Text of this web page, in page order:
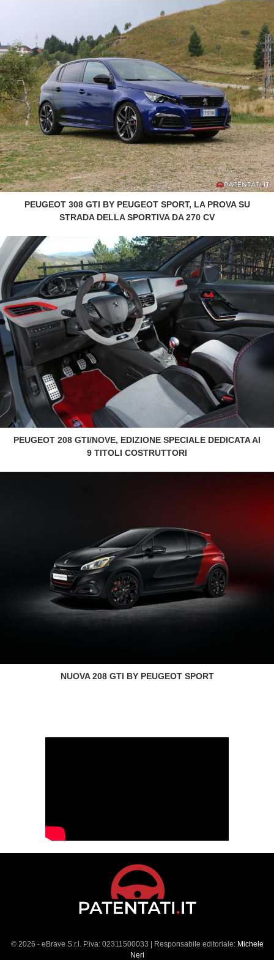
PEUGEOT 308 GTI BY PEUGEOT SPORT, LA PROVA SU
STRADA DELLA SPORTIVA DA 270 CV
PEUGEOT 208 GTI/NOVE, EDIZIONE SPECIALE DEDICATA AI
9 TITOLI COSTRUTTORI
NUOVA 208 GTI BY PEUGEOT SPORT
© 2026 - eBrave S.r.l. P.iva: 02311500033 | Responsabile editoriale: Michele
Neri